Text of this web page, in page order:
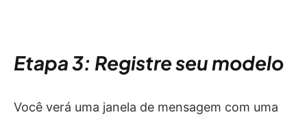
Etapa 3: Registre seu modelo
Você verá uma janela de mensagem com uma